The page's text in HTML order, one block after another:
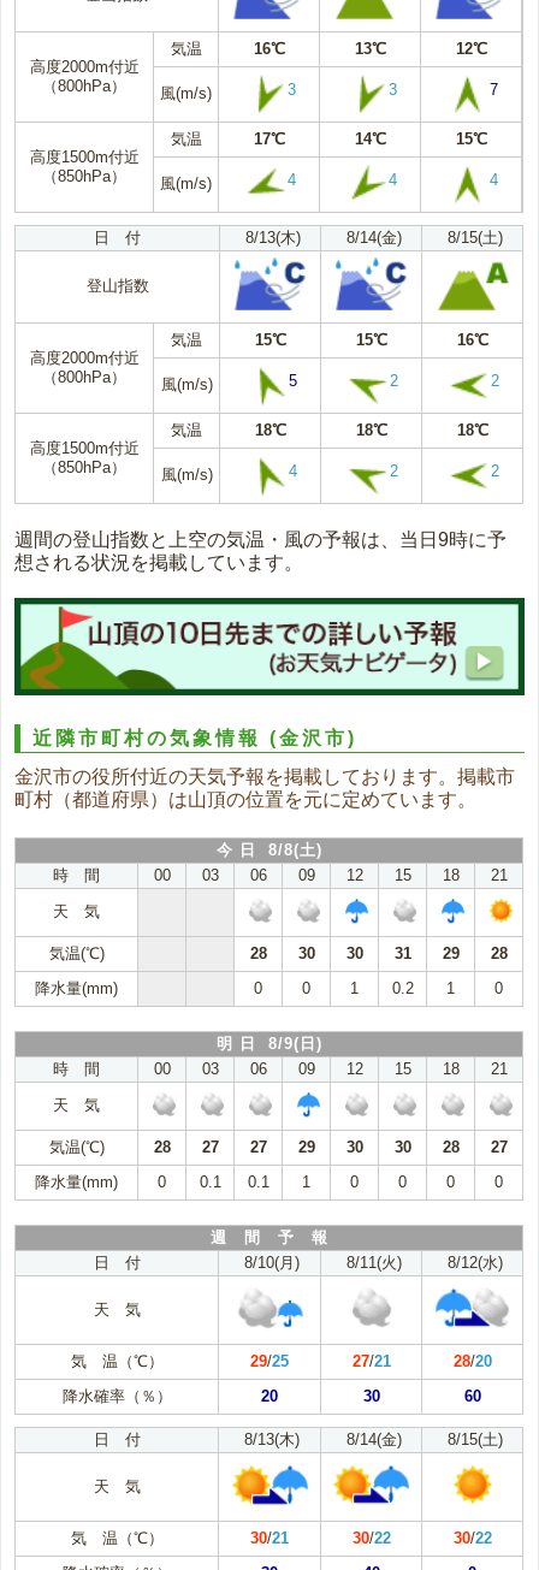
高度2000m付近
（800hPa）
気温 16℃ 13℃ 12℃
風(m/s) 3 3 7
高度1500m付近
（850hPa）
気温 17℃ 14℃ 15℃
風(m/s) 4 4 4
日 付 8/13(木) 8/14(金) 8/15(土)
登山指数
高度2000m付近
（800hPa）
気温 15℃ 15℃ 16℃
風(m/s) 5 2 2
高度1500m付近
（850hPa）
気温 18℃ 18℃ 18℃
風(m/s) 4 2 2
週間の登山指数と上空の気温・風の予報は、当日9時に予
想される状況を掲載しています。
近隣市町村の気象情報(金沢市)
金沢市の役所付近の天気予報を掲載しております。掲載市
町村（都道府県）は山頂の位置を元に定めています。
今 日 8/8(土)
時 間
00 03 06 09 12 15 18
21
天 気
気温(℃) 28 30 30 31 29
28
降水量(mm)
0 0 1 0.2 1 0
明 日 8/9(日)
時 間
00 03 06 09 12 15 18
21
天 気
気温(℃) 28 27 27 29 30 30 28
27
降水量(mm)
0 0.1 0.1 1 0 0 0 0
週 間 予 報
日 付
8/10(月) 8/11(火) 8/12(水)
天 気
気 温（℃） 29/25 27/21 28/20
降水確率（％）
20 30 60
日 付 8/13(木) 8/14(金) 8/15(土)
天 気
気 温（℃） 30/21 30/22 30/22